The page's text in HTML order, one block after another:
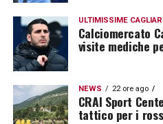
ULTIMISSIME
Calciomercato
visite mediche
NEWS 22 ore ago
CRAI Sport
tattico per i